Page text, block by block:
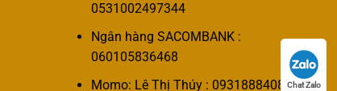
0531002497344
Ngân hàng SACOMBANK :
060105836468
Momo: Lê Thị Thúy : 0931888408
Chat Zalo